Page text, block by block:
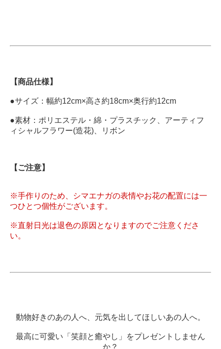
【商品仕様】
●サイズ：幅約12cm×高さ約18cm×奥行約12cm
●素材：ポリエステル・綿・プラスチック、アーティフ
ィシャルフラワー(造花)、リボン
【ご注意】
※手作りのため、シマエナガの表情やお花の配置には一
つひとつ個性がございます。
※直射日光は退色の原因となりますのでご注意くださ
い。
動物好きのあの人へ、元気を出してほしいあの人へ。
最高に可愛い「笑顔と癒やし」をプレゼントしません
か？